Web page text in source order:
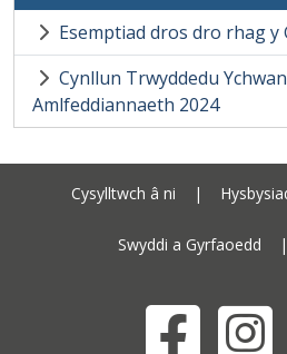
Esemptiad dros dro rhag
Cynllun Trwyddedu
Amlfeddiannaeth 2024
Cysylltwch â ni |
Swyddi a Gyrfaoedd |
Facebook